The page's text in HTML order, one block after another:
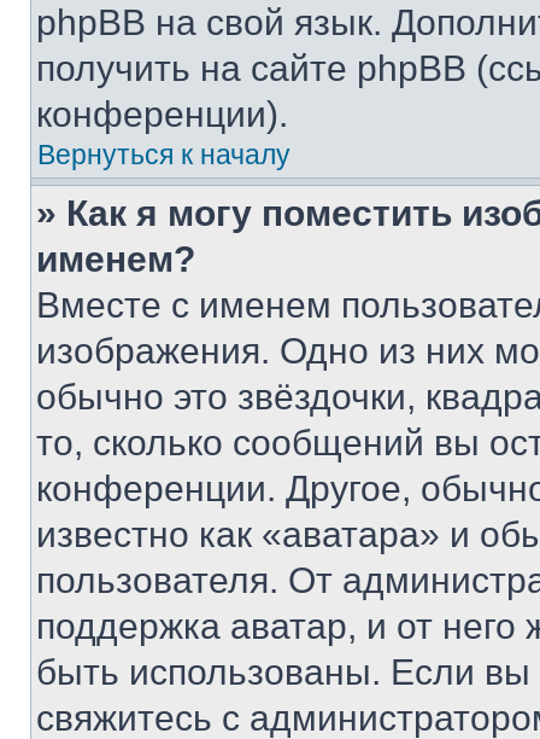
phpBB на свой язык.
получить на сайте phpBB
конференции).
Вернуться к началу
» Как я могу поместить
именем?
Вместе с именем
изображения. Одно из них
обычно это звёздочки,
то, сколько сообщений вы
конференции. Другое,
известно как «аватара» и
пользователя. От
поддержка аватар, и от него
быть использованы. Если
свяжитесь с